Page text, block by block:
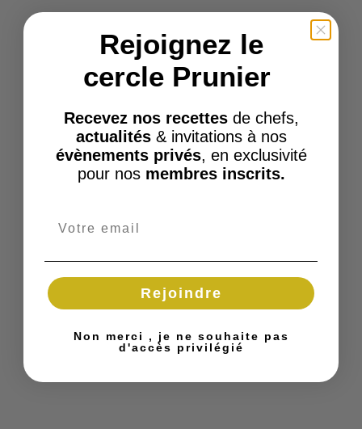
Rejoignez le
cercle Prunier
Recevez nos recettes de chefs,
actualités& invitations à nos
évènements privés, en exclusivité
pour nos membres inscrits.
Rejoindre
Non merci , je ne souhaite pas
d'accès privilégié